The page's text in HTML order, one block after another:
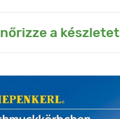
a készletet